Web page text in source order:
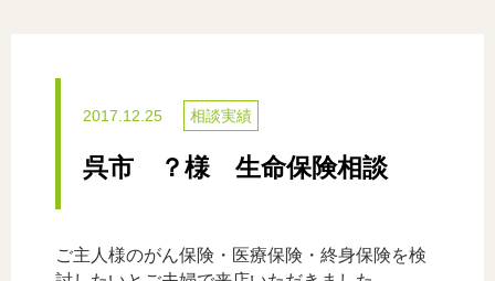
2017.12.25 相談実績
呉市 ？様 生命保険相談
ご主人様のがん保険・医療保険・終身保険を検